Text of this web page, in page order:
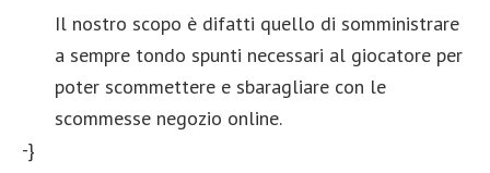
Il nostro scopo è difatti quello di somministrare
a sempre tondo spunti necessari al giocatore per
poter scommettere e sbaragliare con le
scommesse negozio online.
-}